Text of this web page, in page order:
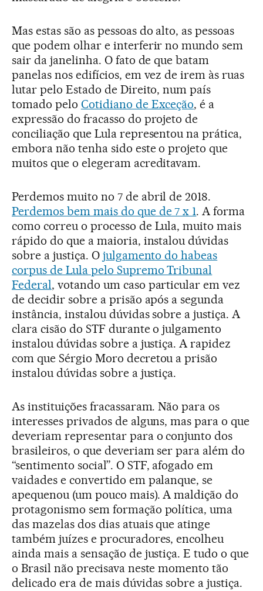
Mas estas são as pessoas do alto, as pessoas
que podem olhar e interferir no mundo sem
sair da janelinha. O fato de que batam
panelas nos edifícios, em vez de irem às ruas
lutar pelo Estado de Direito, num país
tomado pelo Cotidiano de Exceção, é a
expressão do fracasso do projeto de
conciliação que Lula representou na prática,
embora não tenha sido este o projeto que
muitos que o elegeram acreditavam.
Perdemos muito no 7 de abril de 2018.
Perdemos bem mais do que de 7 x 1. A forma
como correu o processo de Lula, muito mais
rápido do que a maioria, instalou dúvidas
sobre a justiça. O julgamento do habeas
corpus de Lula pelo Supremo Tribunal
Federal, votando um caso particular em vez
de decidir sobre a prisão após a segunda
instância, instalou dúvidas sobre a justiça. A
clara cisão do STF durante o julgamento
instalou dúvidas sobre a justiça. A rapidez
com que Sérgio Moro decretou a prisão
instalou dúvidas sobre a justiça.
As instituições fracassaram. Não para os
interesses privados de alguns, mas para o que
deveriam representar para o conjunto dos
brasileiros, o que deveriam ser para além do
“sentimento social”. O STF, afogado em
vaidades e convertido em palanque, se
apequenou (um pouco mais). A maldição do
protagonismo sem formação política, uma
das mazelas dos dias atuais que atinge
também juízes e procuradores, encolheu
ainda mais a sensação de justiça. E tudo o que
o Brasil não precisava neste momento tão
delicado era de mais dúvidas sobre a justiça.